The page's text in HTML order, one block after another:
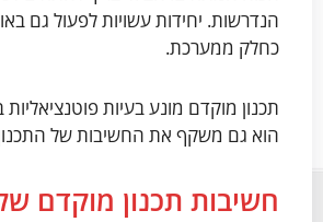
הנדרשות. יחידות עשויות לפעול גם
כחלק ממערכת.
תכנון מוקדם מונע בעיות
הוא גם משקף את החשיבות של
חשיבות תכנון מוקדם